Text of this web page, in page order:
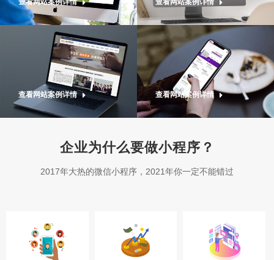
查看网站案例详情 查看网站案例详情
查看网站案例详情 查看网站案例详情
企业为什么要做小程序？
2017年大热的微信小程序，2021年你一定不能错过